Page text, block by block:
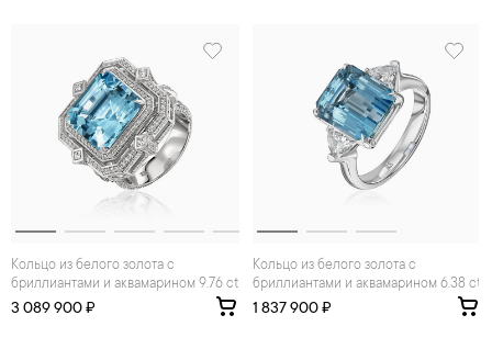
Кольцо из белого золота с
бриллиантами и аквамарином 9.76 ct
3 089 900 ₽
Кольцо из белого золота с
бриллиантами и аквамарином 6.38 ct
1 837 900 ₽